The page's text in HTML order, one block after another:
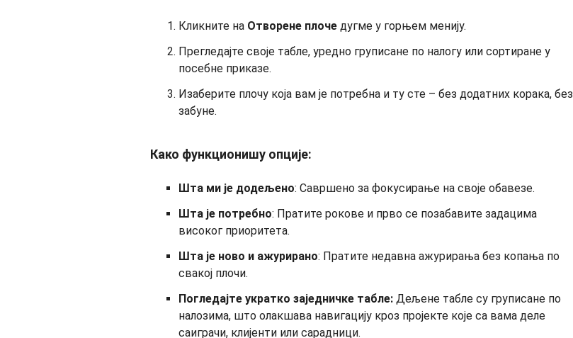
Кликните на Отворене плоче дугме у горњем менију.
Прегледајте своје табле, уредно груписане по налогу или сортиране у
посебне приказе.
Изаберите плочу која вам је потребна и ту сте – без додатних корака, без
забуне.
Како функционишу опције:
Шта ми је додељено: Савршено за фокусирање на своје обавезе.
Шта је потребно: Пратите рокове и прво се позабавите задацима
високог приоритета.
Шта је ново и ажурирано: Пратите недавна ажурирања без копања по
свакој плочи.
Погледајте укратко заједничке табле: Дељене табле су груписане по
налозима, што олакшава навигацију кроз пројекте које са вама деле
саиграчи, клијенти или сарадници.